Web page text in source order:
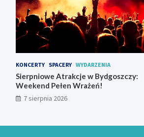
KONCERTY SPACERY WYDARZENIA
Sierpniowe Atrakcje w Bydgoszczy:
Weekend Pełen Wrażeń!
7 sierpnia 2026